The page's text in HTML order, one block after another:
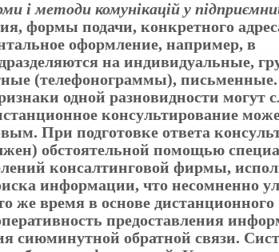
і методи комунікацій у
формы подачи, конкретного
оформление, например, в
на индивидуальные,
(телефонограммы),
одной разновидности могут
консультирование
При подготовке ответа
обстоятельной помощью
консалтинговой фирмы,
информации, что несомненно
же время в основе дистанционного
предоставления
сиюминутной обратной связи.